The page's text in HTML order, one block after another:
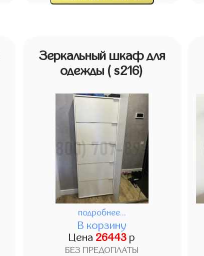
Зеркальный шкаф для
одежды ( s216)
подробнее...
В корзину
Цена 26443 р
БЕЗ ПРЕДОПЛАТЫ